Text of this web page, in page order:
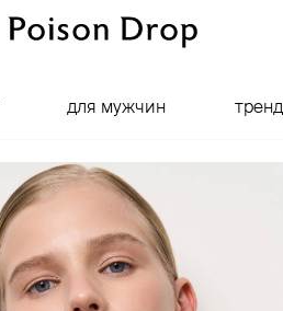
для мужчин